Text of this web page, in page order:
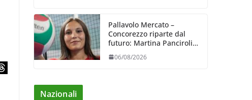
Pallavolo Mercato –
Concorezzo riparte dal
futuro: Martina Panciroli è
il primo acquisto
06/08/2026
Nazionali